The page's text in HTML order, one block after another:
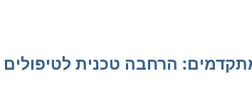
מתקדמים: הרחבה טכנית